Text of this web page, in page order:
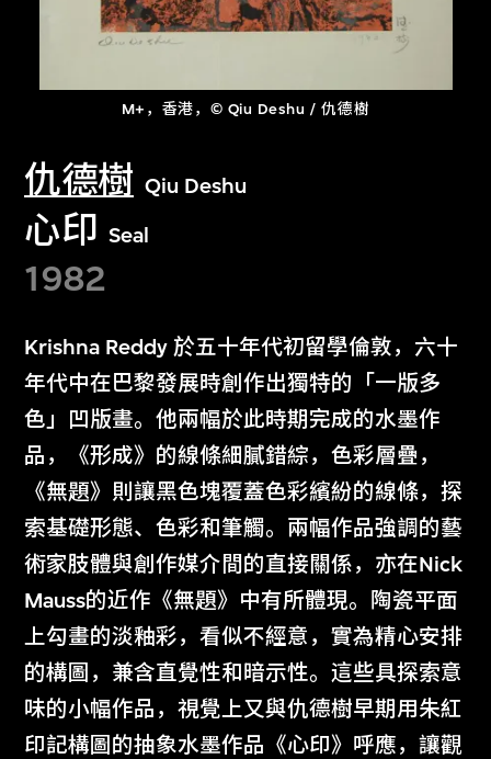
M+，香港，© Qiu Deshu / 仇德樹
仇德樹 Qiu Deshu
心印 Seal
1982
Krishna Reddy 於五十年代初留學倫敦，六十
年代中在巴黎發展時創作出獨特的「一版多
色」凹版畫。他兩幅於此時期完成的水墨作
品，《形成》的線條細膩錯綜，色彩層疊，
《無題》則讓黑色塊覆蓋色彩繽紛的線條，探
索基礎形態、色彩和筆觸。兩幅作品強調的藝
術家肢體與創作媒介間的直接關係，亦在Nick
Mauss的近作《無題》中有所體現。陶瓷平面
上勾畫的淡釉彩，看似不經意，實為精心安排
的構圖，兼含直覺性和暗示性。這些具探索意
味的小幅作品，視覺上又與仇德樹早期用朱紅
印記構圖的抽象水墨作品《心印》呼應，讓觀
文化藏品。